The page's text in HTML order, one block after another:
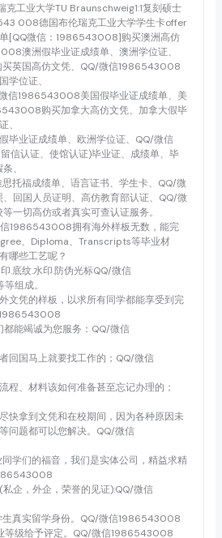
克工业大学TU Braunschweig1:1复刻硕士
008德国布伦瑞克工业大学学生卡offer
[QQ微信：1986543008]购买澳洲高仿
澳洲假毕业证成绩单、澳洲学位证、
英国高仿文凭、QQ/微信1986543008
学位证、
信1986543008美国假毕业证成绩单、美
购买加拿大高仿文凭、加拿大假毕
、
毕业证成绩单、欧洲学位证、QQ/微信
信认证、使馆认证)毕业证、成绩单、毕
、
托福成绩单、语言证书、学生卡、QQ/微
回国人员证明、高仿教育部认证、QQ/微
一切高仿或者真实可查认证服务。
1986543008拥有海外样板无数，能完
、Diploma、Transcripts等毕业材
哪些工艺呢？
.底纹.水印.防伪光标QQ/微信
组成。
文凭的样板，以求所有同学都能享受到完
1986543008
能竭诚为您服务：QQ/微信
回国马上就要找工作的；QQ/微信
程、材料该如何准备甚至忘记办理的；
快拿到文凭和在校期间，因为各种原因未
问题都可以您解决。QQ/微信
学们的福音，我们是实体公司，精益求精
企，外企，荣誉的见证):QQ/微信
生真实留学身份。QQ/微信1986543008
等级给予评定。QQ/微信1986543008